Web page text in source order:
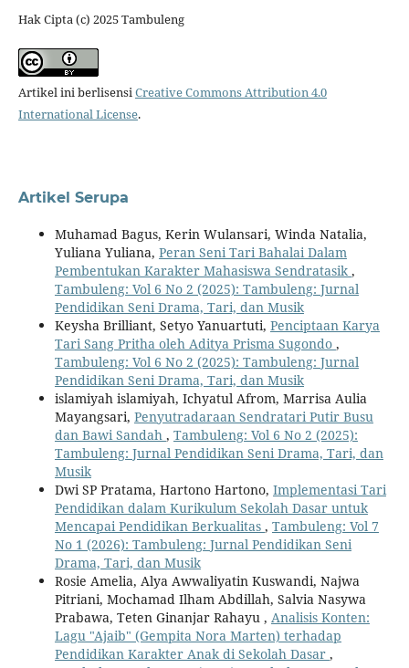
Hak Cipta (c) 2025 Tambuleng
Artikel ini berlisensi Creative Commons Attribution 4.0
International License.
Artikel Serupa
Muhamad Bagus, Kerin Wulansari, Winda Natalia,
Yuliana Yuliana, Peran Seni Tari Bahalai Dalam
Pembentukan Karakter Mahasiswa Sendratasik ,
Tambuleng: Vol 6 No 2 (2025): Tambuleng: Jurnal
Pendidikan Seni Drama, Tari, dan Musik
Keysha Brilliant, Setyo Yanuartuti, Penciptaan Karya
Tari Sang Pritha oleh Aditya Prisma Sugondo ,
Tambuleng: Vol 6 No 2 (2025): Tambuleng: Jurnal
Pendidikan Seni Drama, Tari, dan Musik
islamiyah islamiyah, Ichyatul Afrom, Marrisa Aulia
Mayangsari, Penyutradaraan Sendratari Putir Busu
dan Bawi Sandah , Tambuleng: Vol 6 No 2 (2025):
Tambuleng: Jurnal Pendidikan Seni Drama, Tari, dan
Musik
Dwi SP Pratama, Hartono Hartono, Implementasi Tari
Pendidikan dalam Kurikulum Sekolah Dasar untuk
Mencapai Pendidikan Berkualitas , Tambuleng: Vol 7
No 1 (2026): Tambuleng: Jurnal Pendidikan Seni
Drama, Tari, dan Musik
Rosie Amelia, Alya Awwaliyatin Kuswandi, Najwa
Pitriani, Mochamad Ilham Abdillah, Salvia Nasywa
Prabawa, Teten Ginanjar Rahayu , Analisis Konten:
Lagu "Ajaib" (Gempita Nora Marten) terhadap
Pendidikan Karakter Anak di Sekolah Dasar ,